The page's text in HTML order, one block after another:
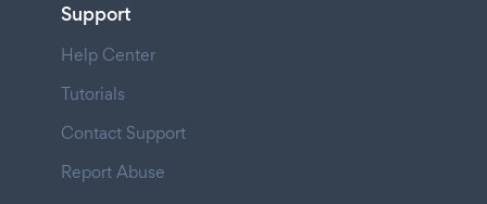
Support
Help Center
Tutorials
Contact Support
Report Abuse